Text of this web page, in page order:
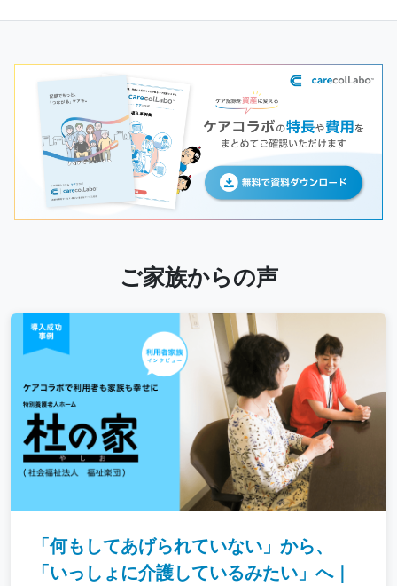
ご家族からの声
「何もしてあげられていない」から、
「いっしょに介護しているみたい」へ｜